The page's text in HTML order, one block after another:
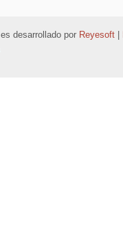
es desarrollado por Reyesoft